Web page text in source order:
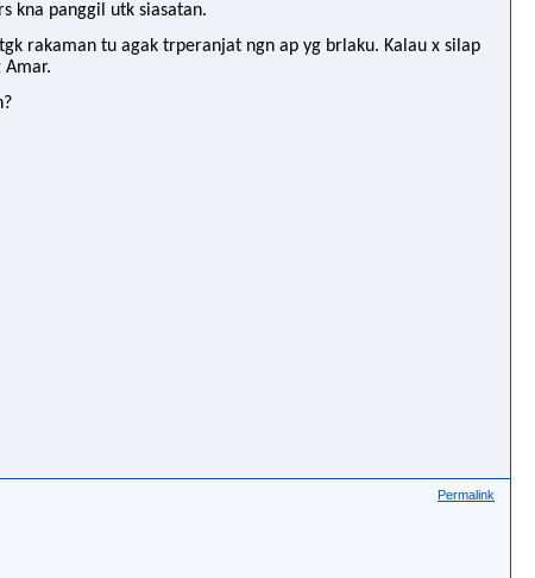
kna panggil utk siasatan.
rakaman tu agak trperanjat ngn ap yg brlaku. Kalau x silap
Permalink